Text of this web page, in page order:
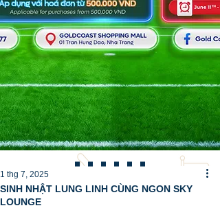
SINH NHẬT LUNG LINH CÙNG NGON SKY
LOUNGE
1 thg 7, 2025